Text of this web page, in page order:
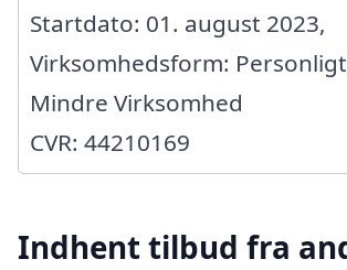
Startdato: 01. august 2023,
Virksomhedsform:
Mindre Virksomhed
CVR: 44210169
Indhent tilbud fra